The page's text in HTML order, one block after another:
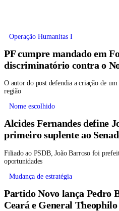
Operação Humanitas I
PF cumpre mandado em
discriminatório contra o
O autor do post defendia a criação de
região
Nome escolhido
Alcides Fernandes define
primeiro suplente ao
Filiado ao PSDB, João Barroso foi
oportunidades
Mudança de estratégia
Partido Novo lança Pedro
Ceará e General Theophilo